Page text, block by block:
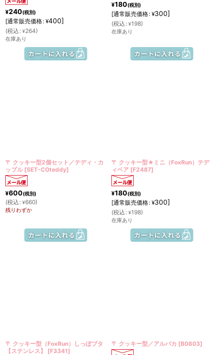
¥240(税別)
[通常販売価格: ¥400]
(税込 : ¥264)
在庫あり
¥180(税別)
[通常販売価格: ¥300]
(税込 : ¥198)
在庫あり
〒 クッキー型2個セット／テディ・カ
ップル [SET-COteddy]
¥600(税別)
(税込 : ¥660)
残りわずか
〒 クッキー型★ミニ（FoxRun）テデ
ィベア [F2487]
¥180(税別)
[通常販売価格: ¥300]
(税込 : ¥198)
在庫あり
〒 クッキー型（FoxRun）しっぽブタ
【ステンレス】
[F3341]
〒 クッキー型／アルパカ [B0803]